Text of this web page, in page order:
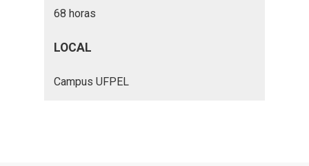
68 horas
LOCAL
Campus UFPEL